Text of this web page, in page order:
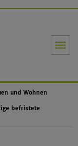
und Wohnen
befristete